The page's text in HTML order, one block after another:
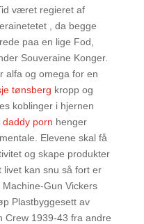
været regieret af
, da begge
paa en lige Fod,
Souveraine Konger.
alfa og omega for en
tønsberg kropp og
koblinger i hjernen
porn henger
Elevene skal få
og skape produkter
livet kan snu så fort er
Gun Vickers
Plastbyggesett av
Crew 1939-43 fra andre